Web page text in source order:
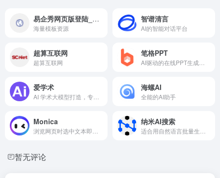
易企秀网页版登陆_易企秀官网
海量模板资源
智谱清言
AI的智能对话平台
超算互联网
超算互联网
笔格PPT
爱学术 海螺AI
全能的AI助手
Monica 纳米AI搜索
暂无评论